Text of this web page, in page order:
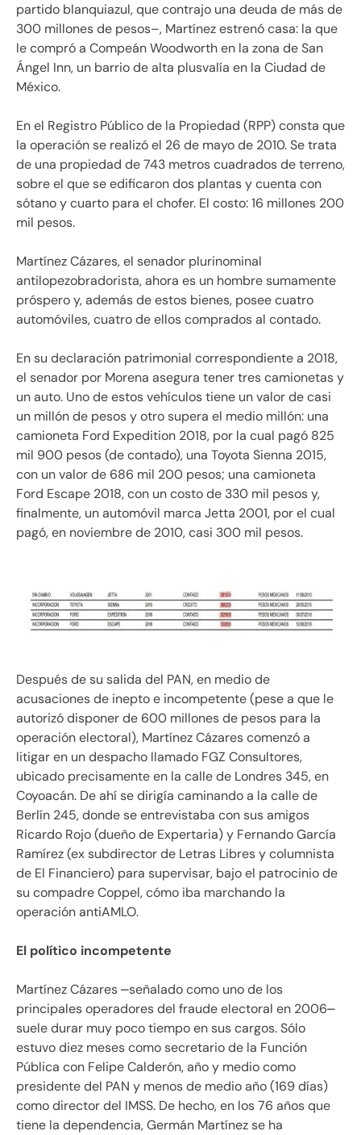
partido blanquiazul, que contrajo una deuda de más de
300 millones de pesos–, Martínez estrenó casa: la que
le compró a Compeán Woodworth en la zona de San
Ángel Inn, un barrio de alta plusvalía en la Ciudad de
México.
En el Registro Público de la Propiedad (RPP) consta que
la operación se realizó el 26 de mayo de 2010. Se trata
de una propiedad de 743 metros cuadrados de terreno,
sobre el que se edificaron dos plantas y cuenta con
sótano y cuarto para el chofer. El costo: 16 millones 200
mil pesos.
Martínez Cázares, el senador plurinominal
antilopezobradorista, ahora es un hombre sumamente
próspero y, además de estos bienes, posee cuatro
automóviles, cuatro de ellos comprados al contado.
En su declaración patrimonial correspondiente a 2018,
el senador por Morena asegura tener tres camionetas y
un auto. Uno de estos vehículos tiene un valor de casi
un millón de pesos y otro supera el medio millón: una
camioneta Ford Expedition 2018, por la cual pagó 825
mil 900 pesos (de contado), una Toyota Sienna 2015,
con un valor de 686 mil 200 pesos; una camioneta
Ford Escape 2018, con un costo de 330 mil pesos y,
finalmente, un automóvil marca Jetta 2001, por el cual
pagó, en noviembre de 2010, casi 300 mil pesos.
Después de su salida del PAN, en medio de
acusaciones de inepto e incompetente (pese a que le
autorizó disponer de 600 millones de pesos para la
operación electoral), Martínez Cázares comenzó a
litigar en un despacho llamado FGZ Consultores,
ubicado precisamente en la calle de Londres 345, en
Coyoacán. De ahí se dirigía caminando a la calle de
Berlín 245, donde se entrevistaba con sus amigos
Ricardo Rojo (dueño de Expertaria) y Fernando García
Ramírez (ex subdirector de Letras Libres y columnista
de El Financiero) para supervisar, bajo el patrocinio de
su compadre Coppel, cómo iba marchando la
operación antiAMLO.
El político incompetente
Martínez Cázares ⎼señalado como uno de los
principales operadores del fraude electoral en 2006⎼
suele durar muy poco tiempo en sus cargos. Sólo
estuvo diez meses como secretario de la Función
Pública con Felipe Calderón, año y medio como
presidente del PAN y menos de medio año (169 días)
como director del IMSS. De hecho, en los 76 años que
tiene la dependencia, Germán Martínez se ha